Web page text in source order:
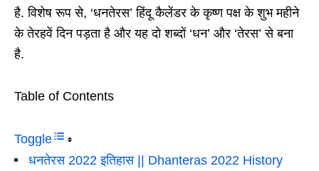
है. विशेष रूप से, ‘धनतेरस’ हिंदू कैलेंडर के कृष्ण पक्ष के शुभ महीने
के तेरहवें दिन पड़ता है और यह दो शब्दों ‘धन’ और ‘तेरस’ से बना
है.
Table of Contents
Toggle
धनतेरस 2022 इतिहास || Dhanteras 2022 History